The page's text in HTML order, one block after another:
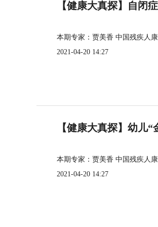
【健康大真探】自闭
本期专家：贾美香 中国残疾人
2021-04-20 14:27
【健康大真探】幼儿
本期专家：贾美香 中国残疾人
2021-04-20 14:27